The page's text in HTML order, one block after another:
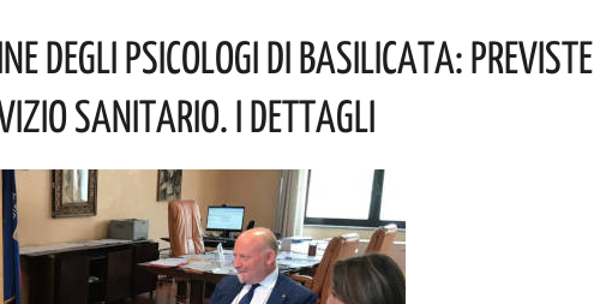
SEMPRE LA MUSICA REGGAE FARÀ DA PROTAGONISTA. I DETTAGLI
CON DUE SPETTACOLI TEATRALI! ECCO LE DATE
PER MIGLIORARE IL DECORO URBANO E LA SICUREZZA. QUESTI GLI INTERVENTI IN CORSO
Degli Psicologi Di Basilicata: Previste
Sanitario. I Dettagli